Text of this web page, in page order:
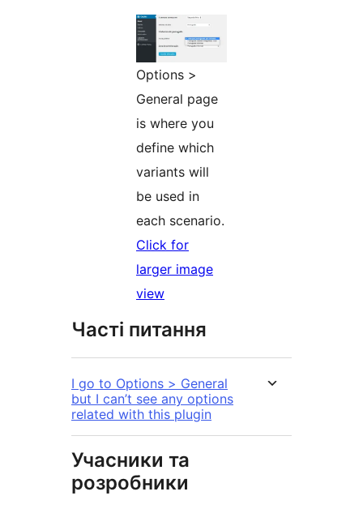
Options >
General page
is where you
define which
variants will
be used in
each scenario.
Click for
larger image
view
Часті питання
I go to Options > General
but I can’t see any options
related with this plugin
Учасники та
розробники